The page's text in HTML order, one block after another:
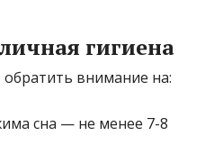
гигиена
внимание на:
сна — не менее 7-8